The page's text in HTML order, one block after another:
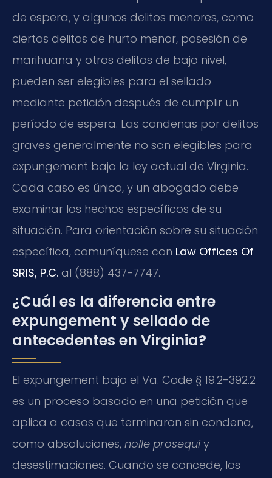
de espera, y algunos delitos menores, como
ciertos delitos de hurto menor, posesión de
marihuana y otros delitos de bajo nivel,
pueden ser elegibles para el sellado
mediante petición después de cumplir un
período de espera. Las condenas por delitos
graves generalmente no son elegibles para
expungement bajo la ley actual de Virginia.
Cada caso es único, y un abogado debe
examinar los hechos específicos de su
situación. Para orientación sobre su situación
específica, comuníquese con Law Offices Of
SRIS, P.C. al (888) 437-7747.
¿Cuál es la diferencia entre
expungement y sellado de
antecedentes en Virginia?
El expungement bajo el Va. Code § 19.2-392.2
es un proceso basado en una petición que
aplica a casos que terminaron sin condena,
como absoluciones, nolle prosequiy
desestimaciones. Cuando se concede, los